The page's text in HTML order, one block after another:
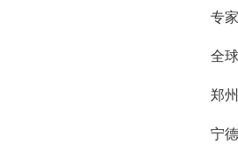
专
全
郑
宁